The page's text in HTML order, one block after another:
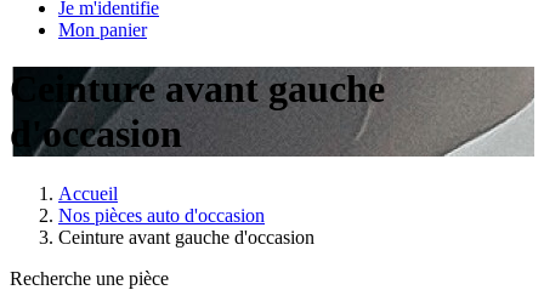
Je m'identifie
Mon panier
Ceinture avant gauche
d'occasion
Accueil
Nos pièces auto d'occasion
Ceinture avant gauche d'occasion
Recherche une pièce